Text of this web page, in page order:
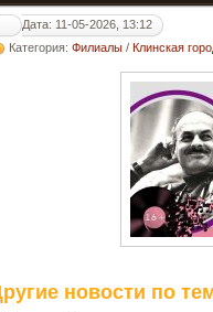
Дата: 11-05-2026, 13:12
Категория: Филиалы / Клинская
новости по